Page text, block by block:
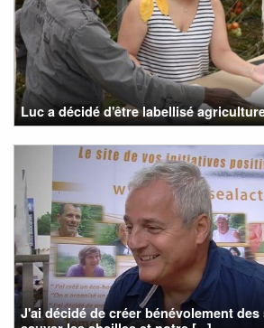
Luc a décidé d'être labellisé
J'ai décidé de créer bénévolement